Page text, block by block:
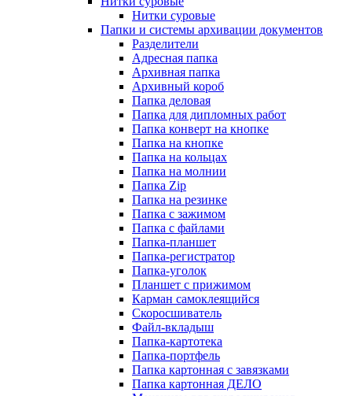
Нитки суровые
Папки и системы архивации документов
Разделители
Адресная папка
Архивная папка
Архивный короб
Папка деловая
Папка для дипломных работ
Папка конверт на кнопке
Папка на кнопке
Папка на кольцах
Папка на молнии
Папка Zip
Папка на резинке
Папка с зажимом
Папка с файлами
Папка-планшет
Папка-регистратор
Папка-уголок
Планшет с прижимом
Карман самоклеящийся
Скоросшиватель
Файл-вкладыш
Папка-картотека
Папка-портфель
Папка картонная с завязками
Папка картонная ДЕЛО